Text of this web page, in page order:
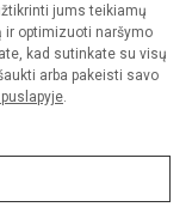
jums teikiamų
ir optimizuoti naršymo
kad sutinkate su visų
arba pakeisti savo
.
saugomos.
griežtai draudžiama.
politika